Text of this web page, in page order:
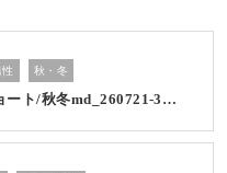
性 秋・冬
ート/秋冬md_260721-3…